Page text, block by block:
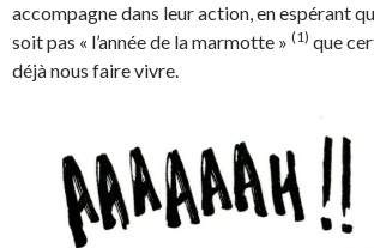
accompagne dans leur action, en espérant
soit pas « l’année de la marmotte » (1) que
déjà nous faire vivre.